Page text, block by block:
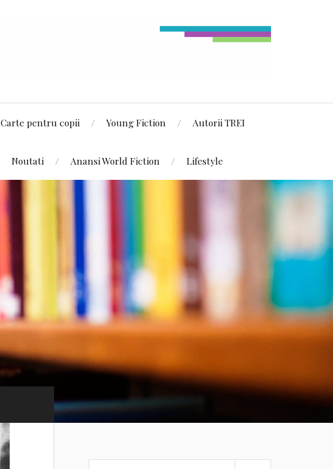
Carte pentru copii Young Fiction Autorii TREI
Noutati Anansi World Fiction Lifestyle